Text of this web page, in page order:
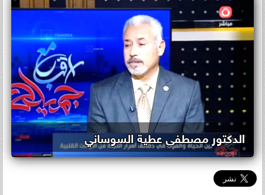
الدكتور مصطفى عطية السوساني